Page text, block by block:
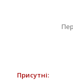
Присутні: